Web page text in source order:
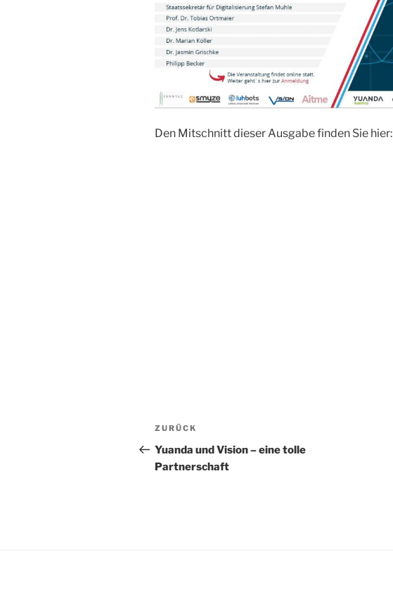
Den Mitschnitt dieser Ausgabe finden Sie hier:
Beitrags-
Navigation
Vorheriger
Beitrag
ZURÜCK
Yuanda und Vision – eine tolle
Partnerschaft